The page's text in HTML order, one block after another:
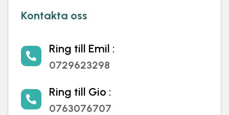
Kontakta oss

Ring till Emil :
0729623298

Ring till Gio :
0763076707